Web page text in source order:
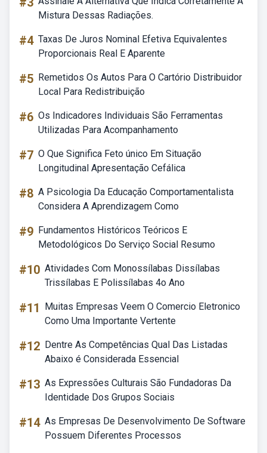
Mistura Dessas Radiações.
#4 Taxas De Juros Nominal Efetiva Equivalentes
Proporcionais Real E Aparente
#5 Remetidos Os Autos Para O Cartório Distribuidor
Local Para Redistribuição
#6 Os Indicadores Individuais São Ferramentas
Utilizadas Para Acompanhamento
#7 O Que Significa Feto único Em Situação
Longitudinal Apresentação Cefálica
#8 A Psicologia Da Educação Comportamentalista
Considera A Aprendizagem Como
#9 Fundamentos Históricos Teóricos E
Metodológicos Do Serviço Social Resumo
#10 Atividades Com Monossílabas Dissílabas
Trissílabas E Polissílabas 4o Ano
#11
Muitas Empresas Veem O Comercio Eletronico
Como Uma Importante Vertente
#12 Dentre As Competências Qual Das Listadas
Abaixo é Considerada Essencial
#13 As Expressões Culturais São Fundadoras Da
Identidade Dos Grupos Sociais
#14 As Empresas De Desenvolvimento De Software
Possuem Diferentes Processos